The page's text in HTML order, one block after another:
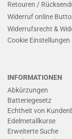
Retouren /
Widerruf online
Widerrufsrecht &
Cookie Einstellungen
INFORMATIONEN
Abkürzungen
Batteriegesetz
Echtheit von
Edelmetallkurse
Erweiterte Suche